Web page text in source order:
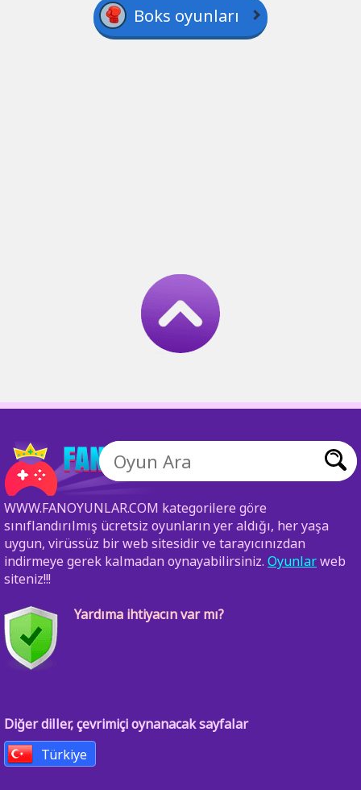
Boks oyunları
WWW.FANOYUNLAR.COM kategorilere göre
sınıflandırılmış ücretsiz oyunların yer aldığı, her yaşa
uygun, virüssüz bir web sitesidir ve tarayıcınızdan
indirmeye gerek kalmadan oynayabilirsiniz. Oyunlarweb
siteniz!!!
Yardıma ihtiyacın var mı?
Diğer diller, çevrimiçi oynanacak sayfalar
Türkiye